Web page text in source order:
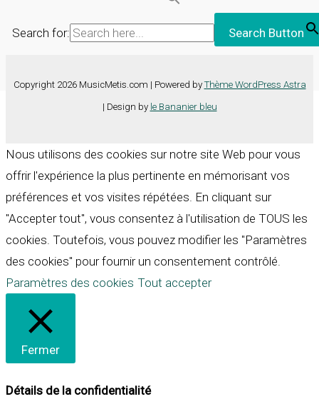
Search for: Search Button
Copyright 2026 MusicMetis.com | Powered by Thème WordPress Astra
| Design by le Bananier bleu
Nous utilisons des cookies sur notre site Web pour vous
offrir l'expérience la plus pertinente en mémorisant vos
préférences et vos visites répétées. En cliquant sur
"Accepter tout", vous consentez à l'utilisation de TOUS les
cookies. Toutefois, vous pouvez modifier les "Paramètres
des cookies" pour fournir un consentement contrôlé.
Paramètres des cookies Tout accepter
Fermer
Détails de la confidentialité